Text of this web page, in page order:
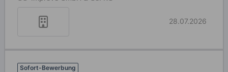
28.07.2026
Sofort-Bewerbung